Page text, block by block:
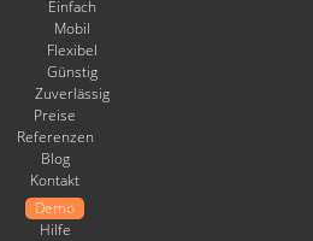
Einfach
Mobil
Flexibel
Günstig
Zuverlässig
Preise
Referenzen
Blog
Kontakt
Demo
Hilfe